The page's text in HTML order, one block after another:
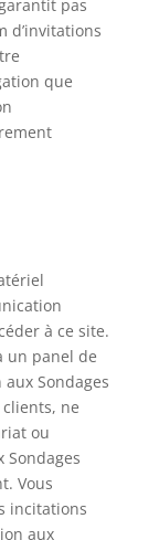
pas
d’invitations
que
à ce site.
un panel de
Sondages
ne
ou
Sondages
Vous
incitations
aux